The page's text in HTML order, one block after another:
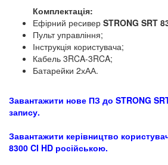
Комплектація:
Ефірний ресивер STRONG SRT
Пульт управління;
Інструкція користувача;
Кабель 3RCA-3RCA;
Батарейки 2хАА.
Завантажити нове ПЗ до STRONG
запису.
Завантажити керівництво
8300 CI HD російською.